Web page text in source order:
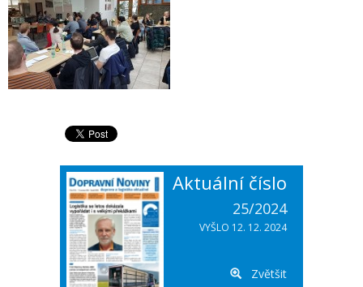
Aktuální číslo
25/2024
VYŠLO 12. 12. 2024
Zvětšit